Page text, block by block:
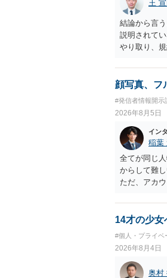
王
結論から言
説明されて
やり取り、
顔写真、フ
#発信者情報開示
2026年8月5日
イン
稲葉
全てが同じ
からして難
ただ、アカ
相手に全て
せることが
14才の少女
#個人・プライベ
2026年8月4日
奥村